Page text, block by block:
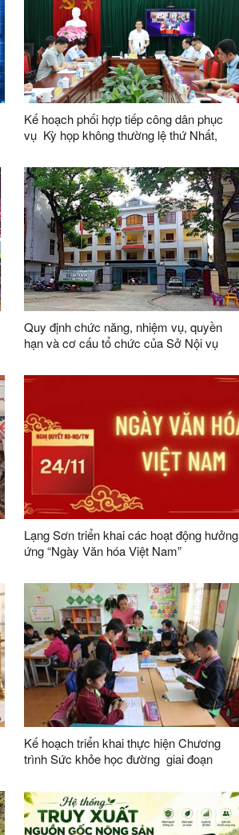
Kế hoạch phối hợp tiếp công dân phục
vụ Kỳ họp không thường lệ thứ Nhất,
Quy định chức năng, nhiệm vụ, quyền
hạn và cơ cấu tổ chức của Sở Nội vụ
Lạng Sơn triển khai các hoạt động hưởng
ứng “Ngày Văn hóa Việt Nam”
Kế hoạch triển khai thực hiện Chương
trình Sức khỏe học đường giai đoạn